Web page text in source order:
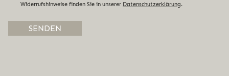
Widerrufshinweise finden Sie in unserer Datenschutzerklärung.